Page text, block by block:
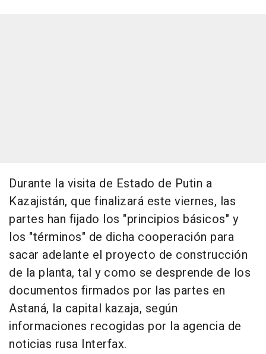
Durante la visita de Estado de Putin a
Kazajistán, que finalizará este viernes, las
partes han fijado los "principios básicos" y
los "términos" de dicha cooperación para
sacar adelante el proyecto de construcción
de la planta, tal y como se desprende de los
documentos firmados por las partes en
Astaná, la capital kazaja, según
informaciones recogidas por la agencia de
noticias rusa Interfax.